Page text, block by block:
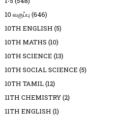
10 வகுப்பு (646)
10TH ENGLISH (5)
10TH MATHS (10)
10TH SCIENCE (13)
10TH SOCIAL SCIENCE (5)
10TH TAMIL(12)
11TH CHEMISTRY(2)
11TH ENGLISH (1)